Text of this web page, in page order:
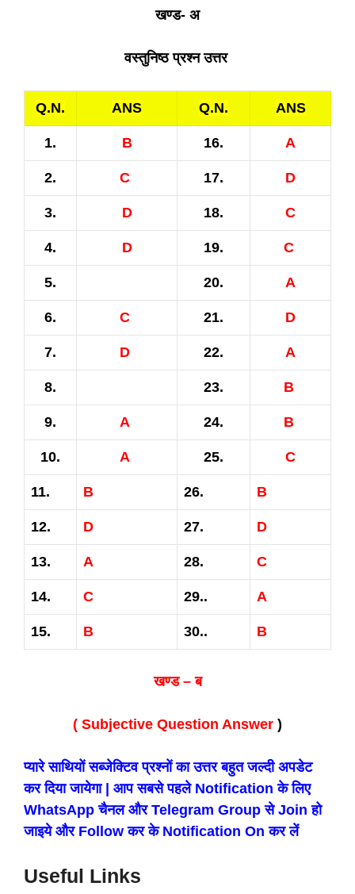
खण्ड- अ
वस्तुनिष्ठ प्रश्न उत्तर
Q.N. ANS Q.N. ANS
1. B 16. A
2. C 17. D
3. D 18. C
4. D 19. C
5. 20. A
6. C 21. D
7. D 22. A
8. 23. B
9. A 24. B
10. A 25. C
11. B 26. B
12. D 27. D
13. A 28. C
14. C 29.. A
15. B 30.. B
खण्ड – ब
( Subjective Question Answer )
प्यारे साथियों सब्जेक्टिव प्रश्नों का उत्तर बहुत जल्दी अपडेट
कर दिया जायेगा | आप सबसे पहले Notification के लिए
WhatsApp चैनल और Telegram Group से Join हो
जाइये और Follow कर के Notification On कर लें
Useful Links